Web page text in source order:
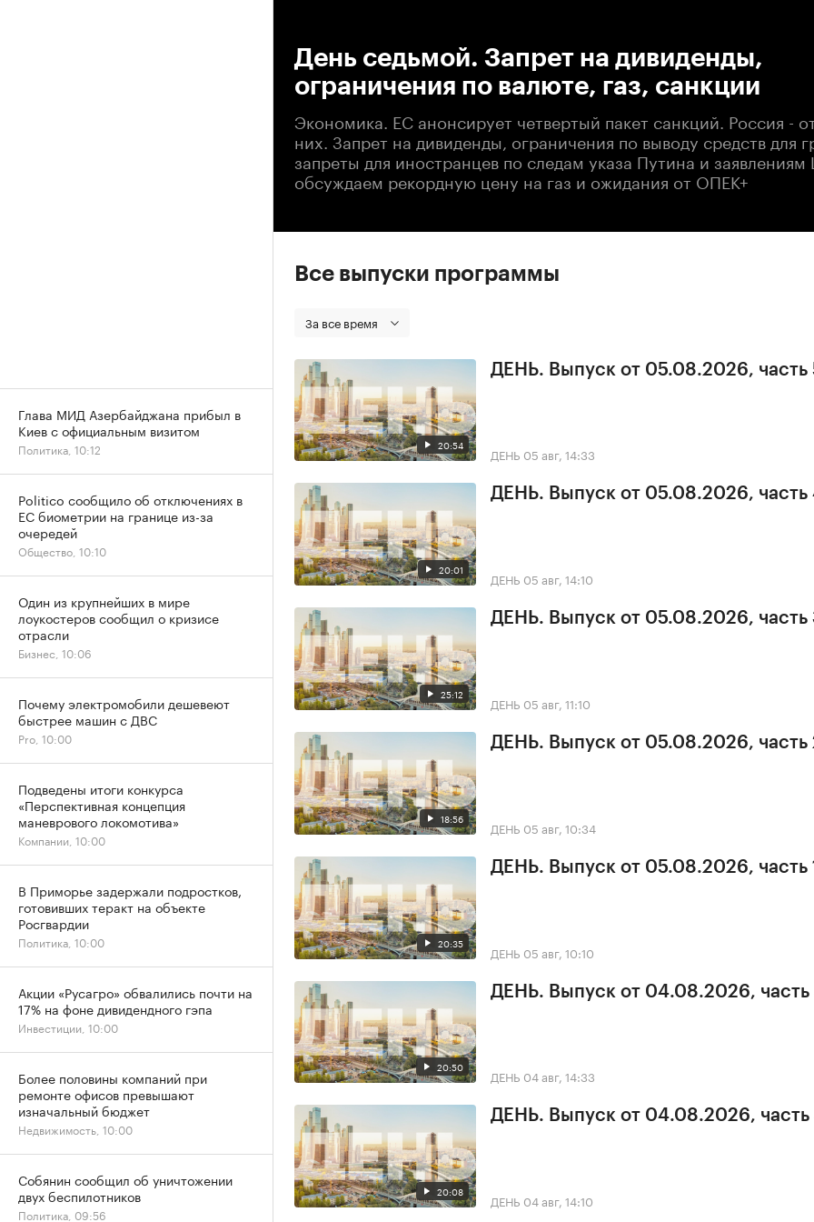
День седьмой. Запрет на дивиденды,
ограничения по валюте, газ, санкции
Экономика. ЕС анонсирует четвертый пакет санкций. Россия -
них. Запрет на дивиденды, ограничения по выводу средств для
запреты для иностранцев по следам указа Путина и
обсуждаем рекордную цену на газ и ожидания от ОПЕК+
Все выпуски программы
За все время
20:54
ДЕНЬ. Выпуск от 05.08.2026, часть
ДЕНЬ 05 авг, 14:33
20:01
ДЕНЬ. Выпуск от 05.08.2026, часть
ДЕНЬ 05 авг, 14:10
25:12
ДЕНЬ. Выпуск от 05.08.2026, часть
ДЕНЬ 05 авг, 11:10
18:56
ДЕНЬ. Выпуск от 05.08.2026, часть
ДЕНЬ 05 авг, 10:34
20:35
ДЕНЬ. Выпуск от 05.08.2026, часть
ДЕНЬ 05 авг, 10:10
20:50
ДЕНЬ. Выпуск от 04.08.2026, часть
ДЕНЬ 04 авг, 14:33
20:08
ДЕНЬ. Выпуск от 04.08.2026, часть
ДЕНЬ 04 авг, 14:10
Глава МИД Азербайджана прибыл в
Киев с официальным визитом
Политика, 10:12
Politico сообщило об отключениях в
ЕС биометрии на границе из-за
очередей
Общество, 10:10
Один из крупнейших в мире
лоукостеров сообщил о кризисе
отрасли
Бизнес, 10:06
Почему электромобили дешевеют
быстрее машин с ДВС
Pro, 10:00
Подведены итоги конкурса
«Перспективная концепция
маневрового локомотива»
Компании, 10:00
В Приморье задержали подростков,
готовивших теракт на объекте
Росгвардии
Политика, 10:00
Акции «Русагро» обвалились почти на
17% на фоне дивидендного гэпа
Инвестиции, 10:00
Более половины компаний при
ремонте офисов превышают
изначальный бюджет
Недвижимость, 10:00
Собянин сообщил об уничтожении
двух беспилотников
Политика, 09:56